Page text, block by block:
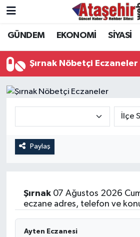
GÜNDEM EKONOMİ SİYASİ
Şırnak Nöbetçi Eczaneler
Paylaş
Şırnak07 Ağustos 2026
eczane adres, telefon ve
Ayten Eczanesi
Hava Durumu
Trafik Durumu
Süper Lig Puan Durumu ve
Son Dakika Haberleri